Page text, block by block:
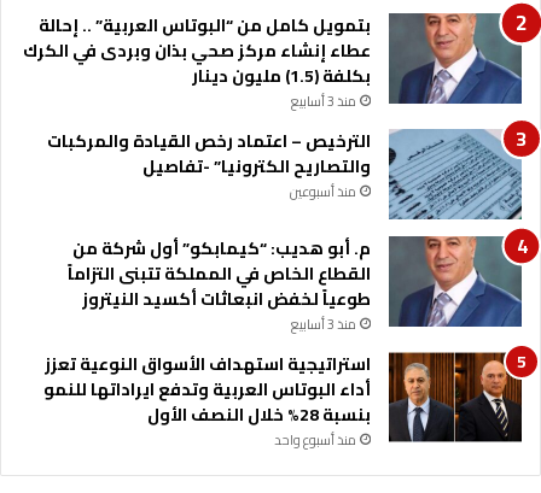
بتمويل كامل من “البوتاس العربية” .. إحالة
عطاء إنشاء مركز صحي بذان وبردى في الكرك
بكلفة (1.5) مليون دينار
منذ 3 أسابيع
الترخيص – اعتماد رخص القيادة والمركبات
والتصاريح الكترونيا” -تفاصيل
منذ أسبوعين
م. أبو هديب: “كيمابكو” أول شركة من
القطاع الخاص في المملكة تتبنى التزاماً
طوعياً لخفض انبعاثات أكسيد النيتروز
منذ 3 أسابيع
استراتيجية استهداف الأسواق النوعية تعزز
أداء البوتاس العربية وتدفع ايراداتها للنمو
بنسبة 28% خلال النصف الأول
منذ أسبوع واحد